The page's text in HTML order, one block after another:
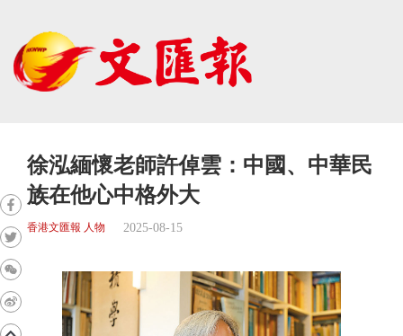
徐泓緬懷老師許倬雲：中國、中華民
族在他心中格外大
香港文匯報 人物 2025-08-15